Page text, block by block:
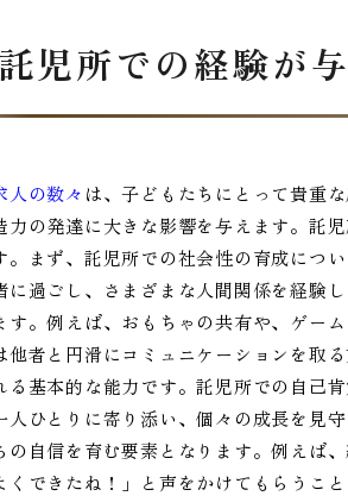
児所での経験が
人の数々 は、子どもたちにとって貴重
力の発達に大きな影響を与えます。託
。まず、託児所での社会性の育成につ
に過ごし、さまざまな人間関係を経験
す。例えば、おもちゃの共有や、ゲー
他者と円滑にコミュニケーションを取
る基本的な能力です。託児所での自己
人ひとりに寄り添い、個々の成長を見
の自信を育む要素となります。例えば
くできたね！」と声をかけてもらうこ